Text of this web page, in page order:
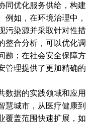
同优化服务供给，构建
例如，在环境治理中，
污染源并采取针对性措
整合分析，可以优化调
题；在社会安全保障方
管理提供了更加精确的
据的实践领域和应用
慧城市，从医疗健康到
覆盖范围快速扩展，如